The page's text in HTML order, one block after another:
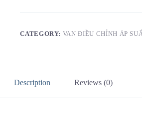
CATEGORY: VAN ĐIỀU CHỈNH ÁP
Description Reviews (0)